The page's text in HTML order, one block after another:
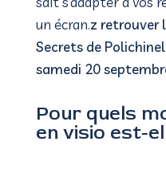
un écran.z retrouver
Secrets de
samedi 20
Pour quels
en visio est-